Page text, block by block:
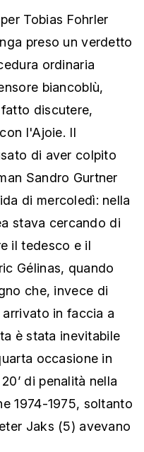
Tobias Fohrler
preso un verdetto
ordinaria
biancoblù,
discutere,
l'Ajoie. Il
di aver colpito
Sandro Gurtner
di mercoledì: nella
stava cercando di
il tedesco e il
Gélinas, quando
che, invece di
in faccia a
è stata inevitabile
occasione in
di penalità nella
1974-1975, soltanto
Jaks (5) avevano